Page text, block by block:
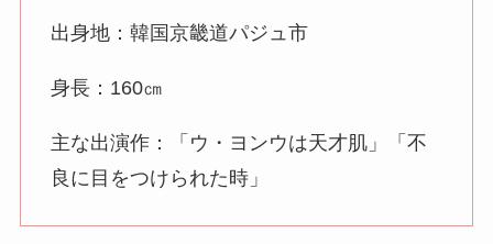
出身地：韓国京畿道パジュ市
身長：160㎝
主な出演作：「ウ・ヨンウは天才肌」「不
良に目をつけられた時」